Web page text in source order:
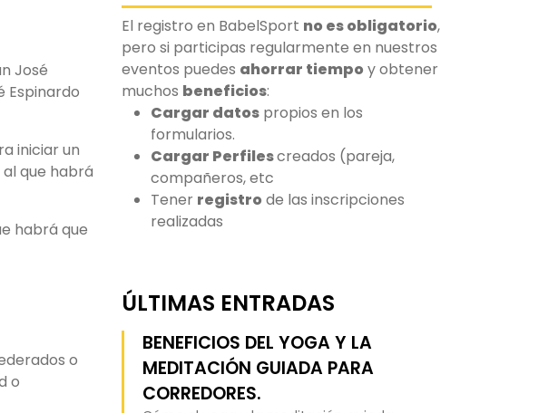
José
Espinardo
iniciar un
que habrá
habrá que
o
o
El registro en BabelSport no es obligatorio,
pero si participas regularmente en nuestros
eventos puedes ahorrar tiempo y obtener
muchos beneficios:
Cargar datos propios en los
formularios.
Cargar Perfilescreados (pareja,
compañeros, etc
Tener registro de las inscripciones
realizadas
ÚLTIMAS ENTRADAS
BENEFICIOS DEL YOGA Y LA
MEDITACIÓN GUIADA PARA
CORREDORES.